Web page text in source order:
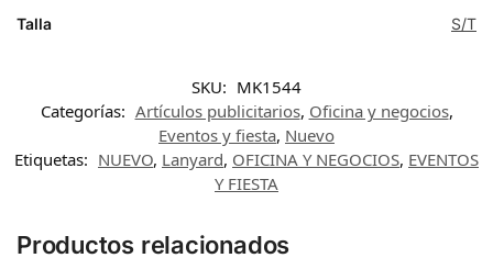
Talla S/T
SKU: MK1544
Categorías: Artículos publicitarios, Oficina y negocios,
Eventos y fiesta, Nuevo
Etiquetas: NUEVO, Lanyard, OFICINA Y NEGOCIOS, EVENTOS
Y FIESTA
Productos relacionados